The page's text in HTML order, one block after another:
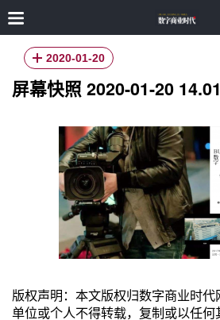
2020-01-20
屏幕快照 2020-01-20
版权声明：本文版权归数字商业时
单位或个人不得转载，复制或以任